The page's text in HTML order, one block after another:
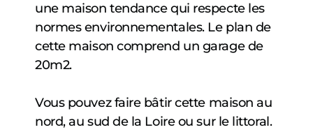
une maison tendance qui respecte les
normes environnementales. Le plan de
cette maison comprend un garage de
20m2.
Vous pouvez faire bâtir cette maison au
nord, au sud de la Loire ou sur le littoral.